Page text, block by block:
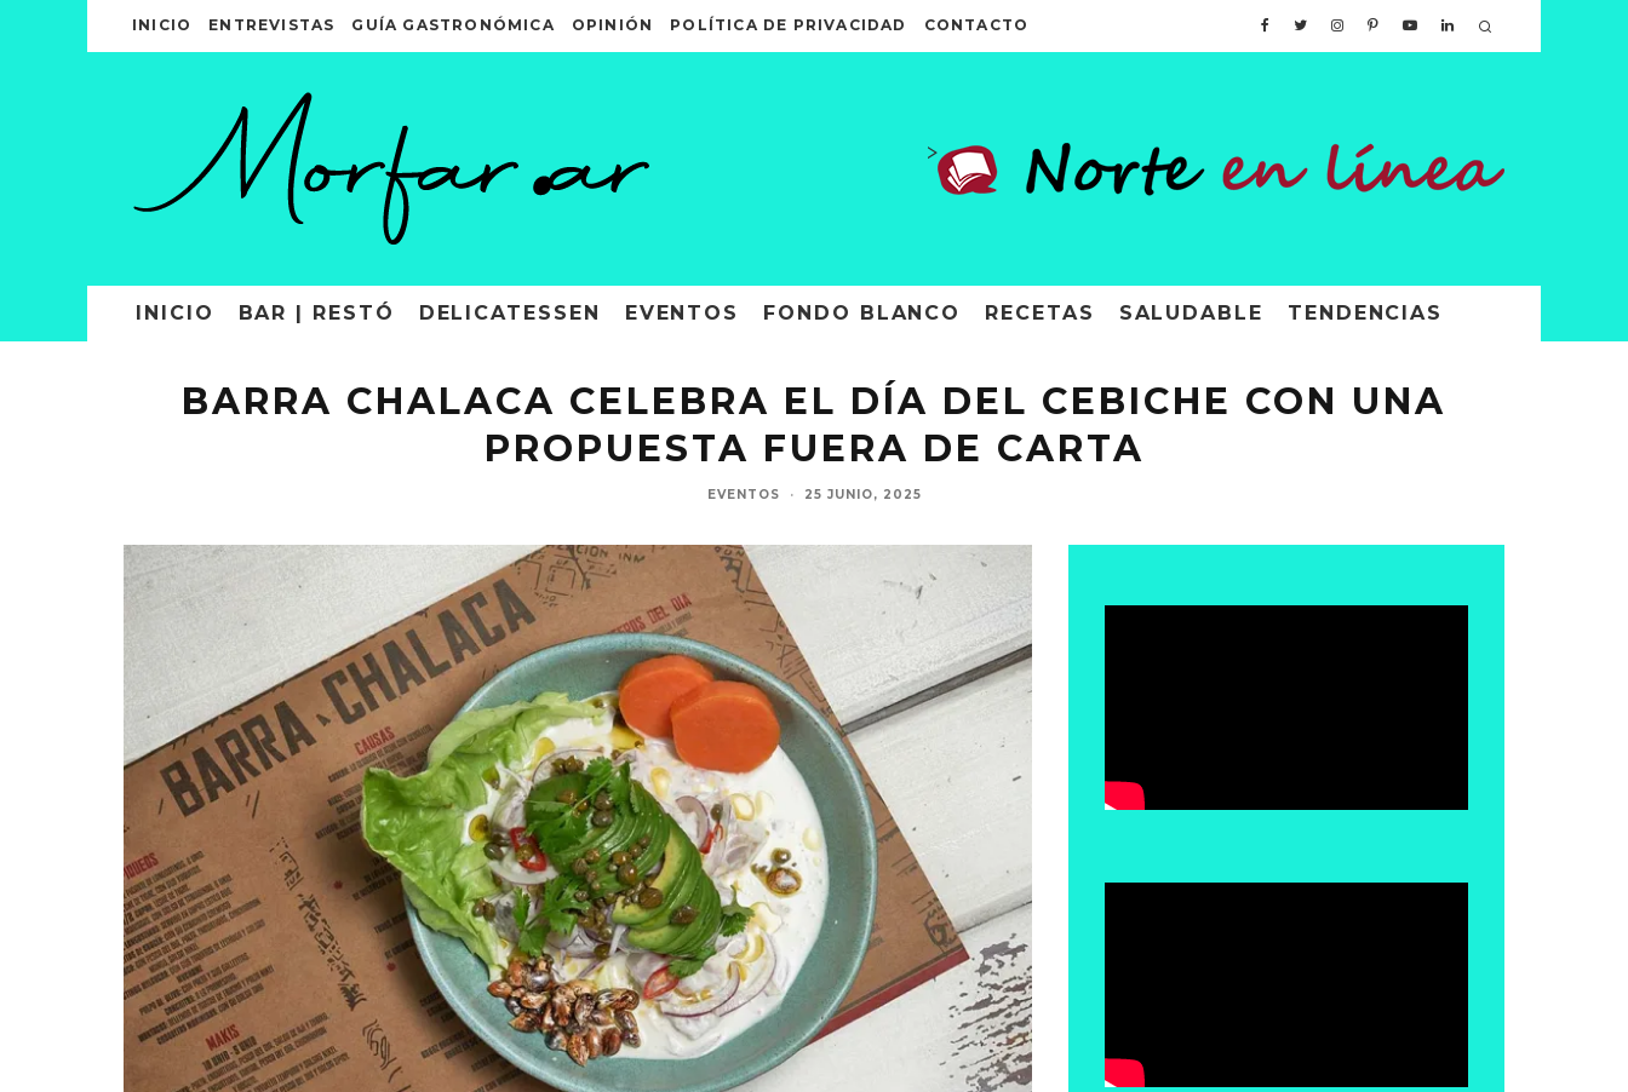
INICIO ENTREVISTAS GUÍA GASTRONÓMICA OPINIÓN POLÍTICA DE PRIVACIDAD CONTACTO
>
INICIO BAR | RESTÓ DELICATESSEN EVENTOS FONDO BLANCO RECETAS SALUDABLE TENDENCIAS
BARRA CHALACA CELEBRA EL DÍA DEL CEBICHE CON UNA
PROPUESTA FUERA DE CARTA
EVENTOS · 25 JUNIO, 2025